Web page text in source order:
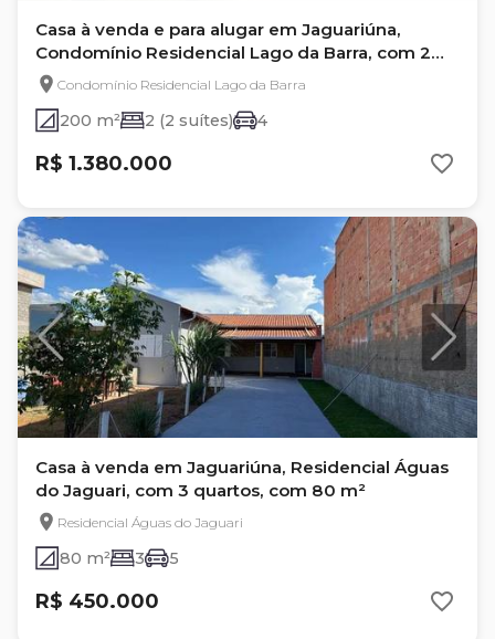
Casa à venda e para alugar em Jaguariúna,
Condomínio Residencial Lago da Barra, com 2
suítesCondomínio Residencial Lago da Barra
200 m² 2 (2 suítes) 4
R$ 1.380.000
Casa à venda em Jaguariúna, Residencial Águas
do Jaguari, com 3 quartos, com 80 m²
Residencial Águas do Jaguari
80 m² 3 5
R$ 450.000